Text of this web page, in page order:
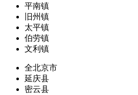
平南镇
旧州镇
太平镇
伯劳镇
文利镇
全北京市
延庆县
密云县